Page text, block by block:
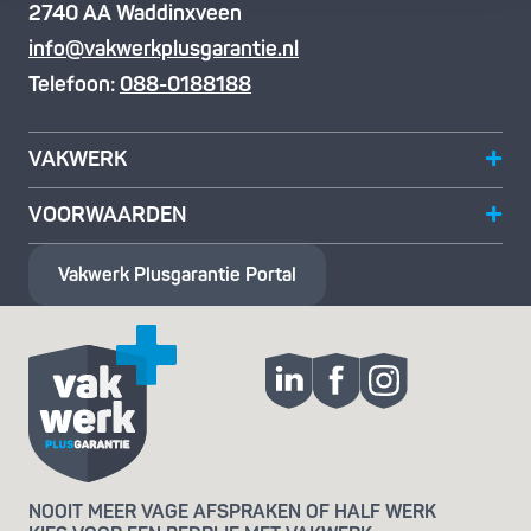
2740 AA Waddinxveen
info@vakwerkplusgarantie.nl
Telefoon: 088-0188188
VAKWERK
VOORWAARDEN
Vakwerk Plusgarantie Portal
NOOIT MEER VAGE AFSPRAKEN OF HALF WERK